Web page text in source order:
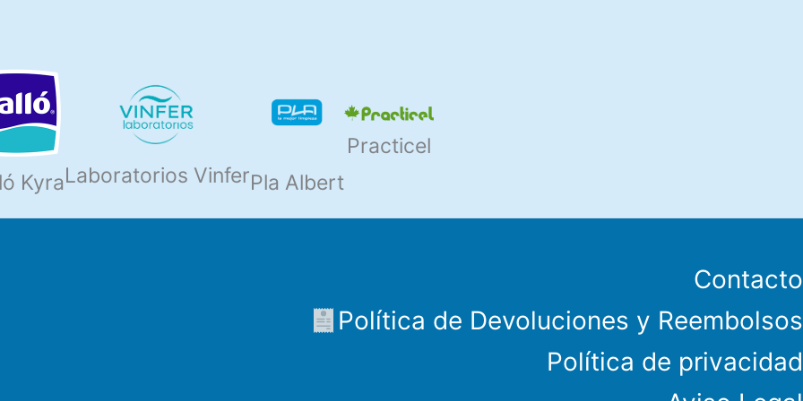
KyraLaboratorios VinferPla Albert
Practicel
Contacto
Política de Devoluciones y Reembolsos
Política de privacidad